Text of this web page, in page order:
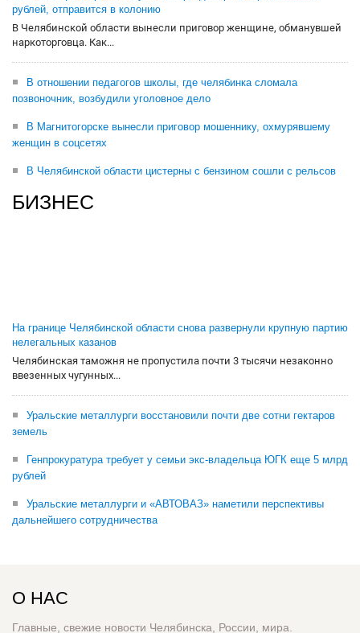
рублей, отправится в колонию
В Челябинской области вынесли приговор женщине, обманувшей
наркоторговца. Как...
В отношении педагогов школы, где челябинка сломала
позвоночник, возбудили уголовное дело
В Магнитогорске вынесли приговор мошеннику, охмурявшему
женщин в соцсетях
В Челябинской области цистерны с бензином сошли с рельсов
БИЗНЕС
На границе Челябинской области снова развернули крупную партию
нелегальных казанов
Челябинская таможня не пропустила почти 3 тысячи незаконно
ввезенных чугунных...
Уральские металлурги восстановили почти две сотни гектаров
земель
Генпрокуратура требует у семьи экс-владельца ЮГК еще 5 млрд
рублей
Уральские металлурги и «АВТОВАЗ» наметили перспективы
дальнейшего сотрудничества
О НАС
Главные, свежие новости Челябинска, России, мира.